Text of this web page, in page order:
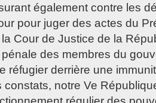
également contre les
pour juger des actes du
Cour de Justice de la
des membres du
réfugier derrière une
constats, notre Ve